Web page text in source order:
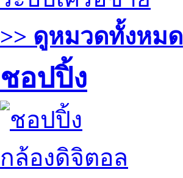
>> ดูหมวดทั้งหมด
ชอปปิ้ง
กล้องดิจิตอล